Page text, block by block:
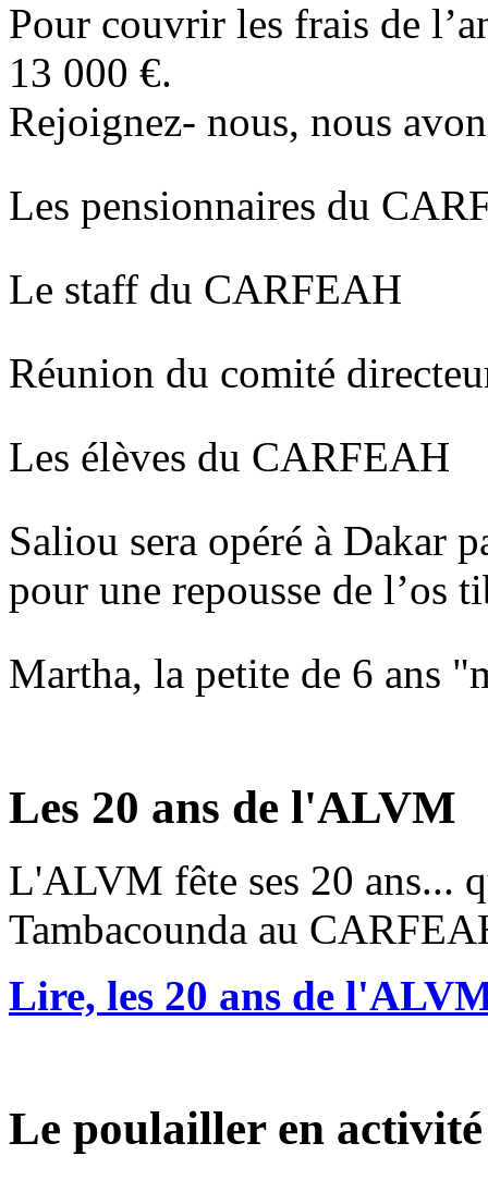
Pour couvrir les frais de
13 000 €.
Rejoignez- nous, nous
Les pensionnaires du
Le staff du CARFEAH
Réunion du comité
Les élèves du CARFEAH
Saliou sera opéré à Dakar
pour une repousse de l’os
Martha, la petite de 6 ans
Les 20 ans de l'ALVM
L'ALVM fête ses 20 ans...
Tambacounda au
Lire, les 20 ans de
Le poulailler en activité